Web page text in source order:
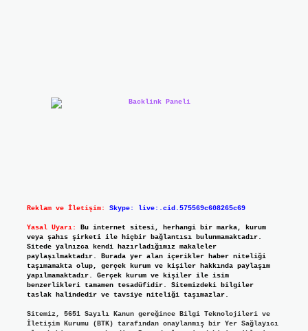
Reklam ve İletişim: Skype: live:.cid.575569c608265c69
Yasal Uyarı:
Bu internet sitesi, herhangi bir marka, kurum
veya şahıs şirketi ile hiçbir bağlantısı bulunmamaktadır.
Sitede yalnızca kendi hazırladığımız makaleler
paylaşılmaktadır. Burada yer alan içerikler haber niteliği
taşımamakta olup, gerçek kurum ve kişiler hakkında paylaşım
yapılmamaktadır. Gerçek kurum ve kişiler ile isim
benzerlikleri tamamen tesadüfidir. Sitemizdeki bilgiler
taslak halindedir ve tavsiye niteliği taşımazlar.
Sitemiz, 5651 Sayılı Kanun gereğince Bilgi Teknolojileri ve
İletişim Kurumu (BTK) tarafından onaylanmış bir Yer Sağlayıcı